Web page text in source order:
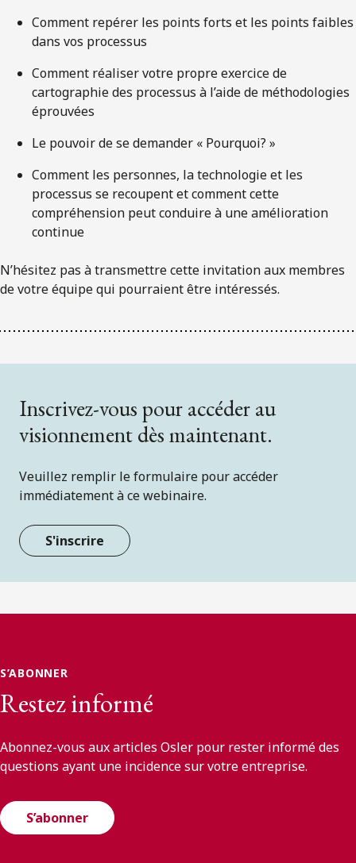
Comment repérer les points forts et les points faibles
dans vos processus
Comment réaliser votre propre exercice de
cartographie des processus à l’aide de méthodologies
éprouvées
Le pouvoir de se demander « Pourquoi? »
Comment les personnes, la technologie et les
processus se recoupent et comment cette
compréhension peut conduire à une amélioration
continue
N’hésitez pas à transmettre cette invitation aux membres
de votre équipe qui pourraient être intéressés.
Inscrivez-vous pour accéder au
visionnement dès maintenant.
Veuillez remplir le formulaire pour accéder
immédiatement à ce webinaire.
S'inscrire
S’ABONNER
Restez informé
Abonnez-vous aux articles Osler pour rester informé des
questions ayant une incidence sur votre entreprise.
S’abonner